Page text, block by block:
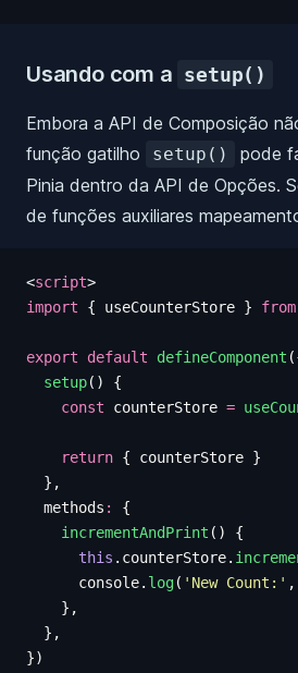
Usando com a setup()
Embora a API de Composição
função gatilho
setup()
pode
Pinia dentro da API de Opções.
de funções auxiliares
<script>
import { useCounterStore } from
export default defineComponent
  setup
()
{
    const
counterStore =
    return
{ counterStore }
  },
  methods
:
{
    incrementAndPrint
()
{
      this
. counterStore.
      console
. log( ' New Count: ' ,
    },
  },
})